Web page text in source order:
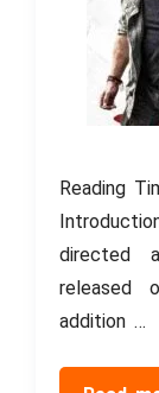
Reading
directed
released
addition …